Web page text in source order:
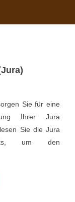
Sie für eine
Ihrer Jura
Sie die Jura
um den